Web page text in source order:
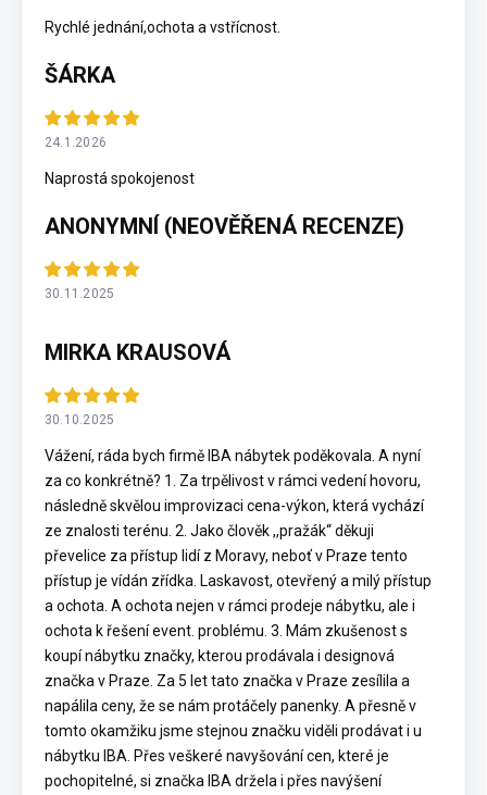
Rychlé jednání,ochota a vstřícnost.
ŠÁRKA
24.1.2026
Naprostá spokojenost
ANONYMNÍ (NEOVĚŘENÁ RECENZE)
30.11.2025
MIRKA KRAUSOVÁ
30.10.2025
Vážení, ráda bych firmě IBA nábytek poděkovala. A nyní
za co konkrétně? 1. Za trpělivost v rámci vedení hovoru,
následně skvělou improvizaci cena-výkon, která vychází
ze znalosti terénu. 2. Jako člověk ,,pražák“ děkuji
převelice za přístup lidí z Moravy, neboť v Praze tento
přístup je vídán zřídka. Laskavost, otevřený a milý přístup
a ochota. A ochota nejen v rámci prodeje nábytku, ale i
ochota k řešení event. problému. 3. Mám zkušenost s
koupí nábytku značky, kterou prodávala i designová
značka v Praze. Za 5 let tato značka v Praze zesílila a
napálila ceny, že se nám protáčely panenky. A přesně v
tomto okamžiku jsme stejnou značku viděli prodávat i u
nábytku IBA. Přes veškeré navyšování cen, které je
pochopitelné, si značka IBA držela i přes navýšení